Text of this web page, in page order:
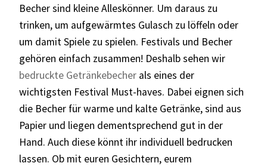
Becher sind kleine Alleskönner. Um daraus zu
trinken, um aufgewärmtes Gulasch zu löffeln oder
um damit Spiele zu spielen. Festivals und Becher
gehören einfach zusammen! Deshalb sehen wir
bedruckte Getränkebecher als eines der
wichtigsten Festival Must-haves. Dabei eignen sich
die Becher für warme und kalte Getränke, sind aus
Papier und liegen dementsprechend gut in der
Hand. Auch diese könnt ihr individuell bedrucken
lassen. Ob mit euren Gesichtern, eurem